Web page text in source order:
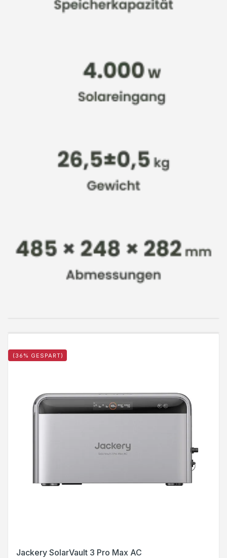
(36% GESPART)
Jackery SolarVault 3 Pro Max AC